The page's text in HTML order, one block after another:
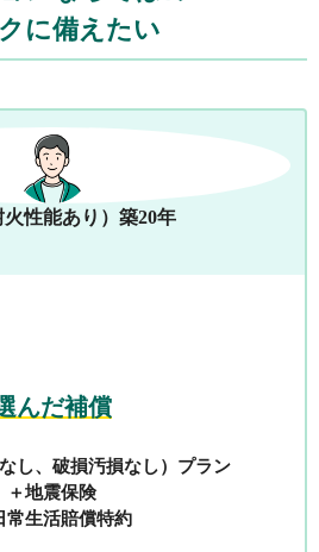
に備えたい
性能あり）築20年
んだ補償
し、破損汚損なし）プラン
＋地震保険
常生活賠償特約